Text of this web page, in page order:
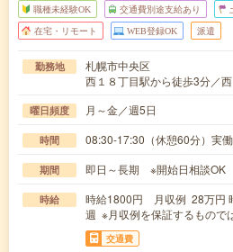
職種未経験OK 交通費別途支給あり
在宅・リモート WEB登録OK 派遣
勤務地
札幌市中央区
西１８丁目駅から徒歩3分／
曜日頻度 月～金／週5日
時間 08:30-17:30（休憩60分）実
期間 即日～長期 ※開始日相談OK
時給
時給1800円 月収例 28万円
週 ※月収例を保証するもので
交通費